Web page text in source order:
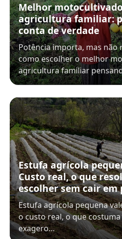
Melhor
agricultura familiar:
conta de verdade
Potência importa, mas não
como escolher o melhor
agricultura familiar
Estufa agrícola
Custo real, o que
escolher sem cair em
Estufa agrícola pequena
o custo real, o que
exagero…